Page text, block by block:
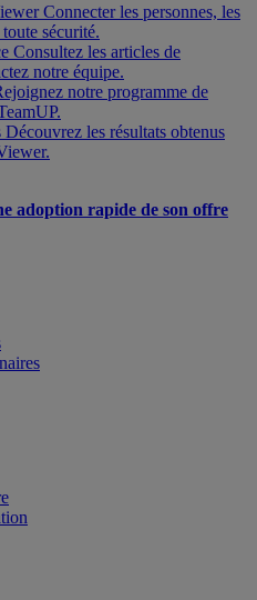
Connecter les personnes, les
sécurité.
Consultez les articles de
notre équipe.
notre programme de
Découvrez les résultats obtenus
adoption rapide de son offre